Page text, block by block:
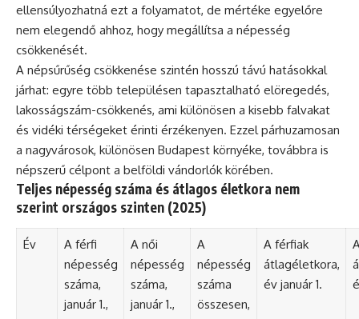
ellensúlyozhatná ezt a folyamatot, de mértéke egyelőre
nem elegendő ahhoz, hogy megállítsa a népesség
csökkenését.
A népsűrűség csökkenése szintén hosszú távú hatásokkal
járhat: egyre több településen tapasztalható elöregedés,
lakosságszám-csökkenés, ami különösen a kisebb falvakat
és vidéki térségeket érinti érzékenyen. Ezzel párhuzamosan
a nagyvárosok, különösen Budapest környéke, továbbra is
népszerű célpont a belföldi vándorlók körében.
Teljes népesség száma és átlagos életkora nem
szerint országos szinten (2025)
Év
A férfi
népesség
száma,
január 1.,
A női
népesség
száma,
január 1.,
A
népesség
száma
összesen,
A férfiak
átlagéletkora,
év január 1.